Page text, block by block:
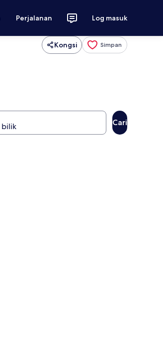
Perjalanan Log masuk
Kongsi Simpan
Cari